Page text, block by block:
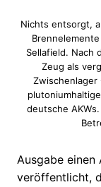
Nichts entsorgt,
Sellafield. Nach
Zeug als
Zwischenlager
deutsche
Ausgabe
veröffentlicht,